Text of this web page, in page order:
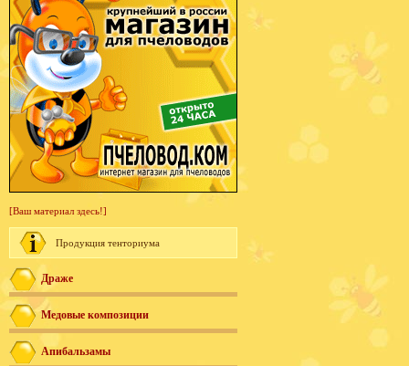
[Ваш материал здесь!]
Продукция тенториума
Драже
Медовые композиции
Апибальзамы